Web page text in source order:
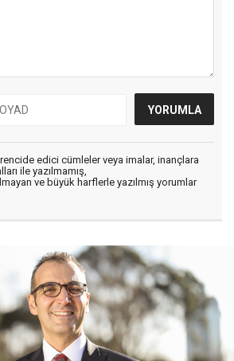
edici cümleler veya imalar, inançlara
ile yazılmamış,
ve büyük harflerle yazılmış yorumlar